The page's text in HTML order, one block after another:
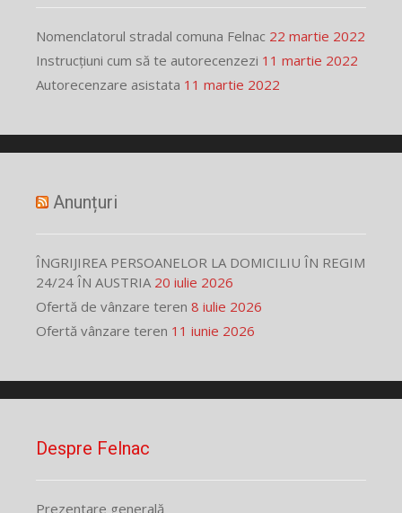
Nomenclatorul stradal comuna Felnac 22 martie 2022
Instrucțiuni cum să te autorecenzezi 11 martie 2022
Autorecenzare asistata 11 martie 2022
Anunțuri
ÎNGRIJIREA PERSOANELOR LA DOMICILIU ÎN REGIM
24/24 ÎN AUSTRIA 20 iulie 2026
Ofertă de vânzare teren 8 iulie 2026
Ofertă vânzare teren 11 iunie 2026
Despre Felnac
Prezentare generală